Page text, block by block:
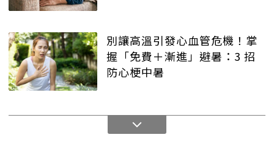
別讓高溫引發心血管危機！掌
握「免費＋漸進」避暑：3 招
防心梗中暑